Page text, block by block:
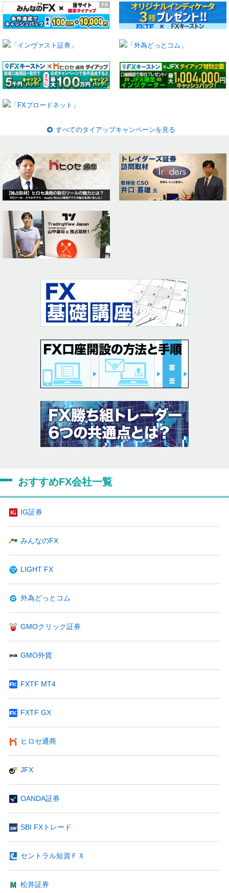
すべてのタイアップキャンペーンを見る
おすすめFX会社一覧
IG証券
みんなのFX
LIGHT FX
外為どっとコム
GMOクリック証券
GMO外貨
FXTF MT4
FXTF GX
ヒロセ通商
JFX
OANDA証券
SBI FXトレード
セントラル短資ＦＸ
松井証券